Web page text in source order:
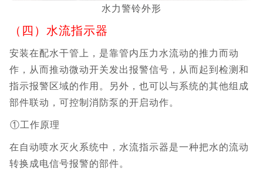
水力警铃外形
（四）水流指示器
安装在配水干管上，是靠管内压力水流动的推力而动
作，从而推动微动开关发出报警信号，从而起到检测和
指示报警区域的作用。另外，也可以与系统的其他组成
部件联动，可控制消防泵的开启动作。
①工作原理
在自动喷水灭火系统中，水流指示器是一种把水的流动
转换成电信号报警的部件。